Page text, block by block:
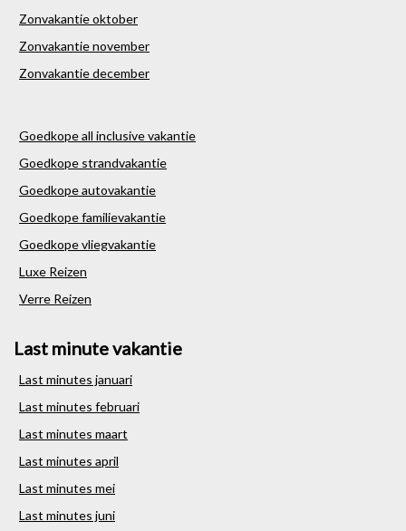
Zonvakantie oktober
Zonvakantie november
Zonvakantie december
Goedkope all inclusive vakantie
Goedkope strandvakantie
Goedkope autovakantie
Goedkope familievakantie
Goedkope vliegvakantie
Luxe Reizen
Verre Reizen
Last minute vakantie
Last minutes januari
Last minutes februari
Last minutes maart
Last minutes april
Last minutes mei
Last minutes juni